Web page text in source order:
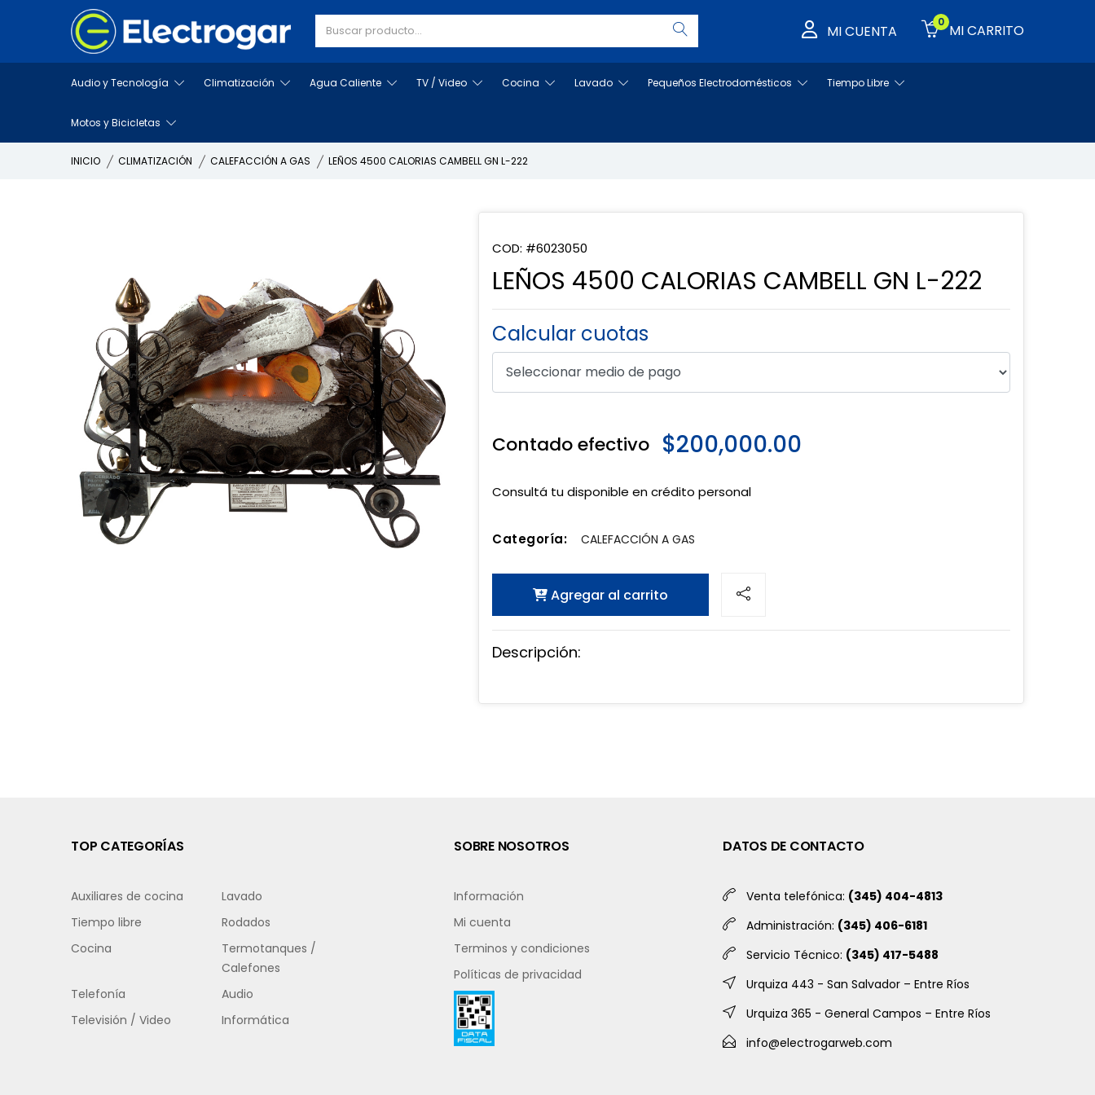
MI CUENTA 0 MI CARRITO
Audio y Tecnología Climatización Agua Caliente TV / Video Cocina Lavado Pequeños Electrodomésticos Tiempo Libre
Motos y Bicicletas
INICIO CLIMATIZACIÓN CALEFACCIÓN A GAS LEÑOS 4500 CALORIAS CAMBELL GN L-222
COD: #6023050
LEÑOS 4500 CALORIAS CAMBELL GN L-222
Calcular cuotas
Contado efectivo $200,000.00
Consultá tu disponible en crédito personal
Categoría: CALEFACCIÓN A GAS
Agregar al carrito
Descripción:
TOP CATEGORÍAS
Auxiliares de cocina
Lavado
Tiempo libre
Rodados
Cocina
Termotanques /
Calefones
Telefonía
Audio
Televisión / Video
Informática
SOBRE NOSOTROS
Información
Mi cuenta
Terminos y condiciones
Políticas de privacidad
DATOS DE CONTACTO
Venta telefónica: (345) 404-4813
Administración: (345) 406-6181
Servicio Técnico: (345) 417-5488
Urquiza 443 - San Salvador – Entre Ríos
Urquiza 365 - General Campos – Entre Ríos
info@electrogarweb.com